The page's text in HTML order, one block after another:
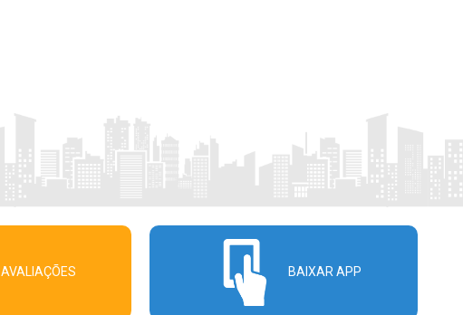
AVALIAÇÕES BAIXAR APP